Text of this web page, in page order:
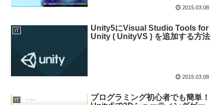
2015.03.08
IT
Unity5にVisual Studio Tools for
Unity ( UnityVS ) を追加する方法
2015.03.08
IT
プログラミング初心者でも簡単！